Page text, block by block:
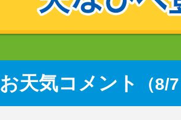
お天気コメント （8/